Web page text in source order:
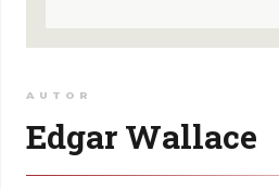
AUTOR
Edgar Wallace